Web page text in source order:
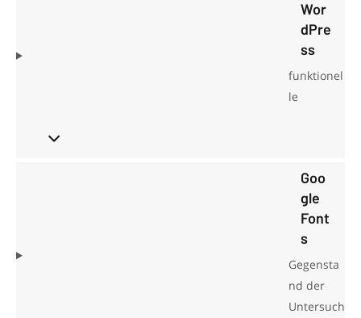
Wor
dPre
ss
funktionel
le
Goo
gle
Font
s
Gegensta
nd der
Untersuch